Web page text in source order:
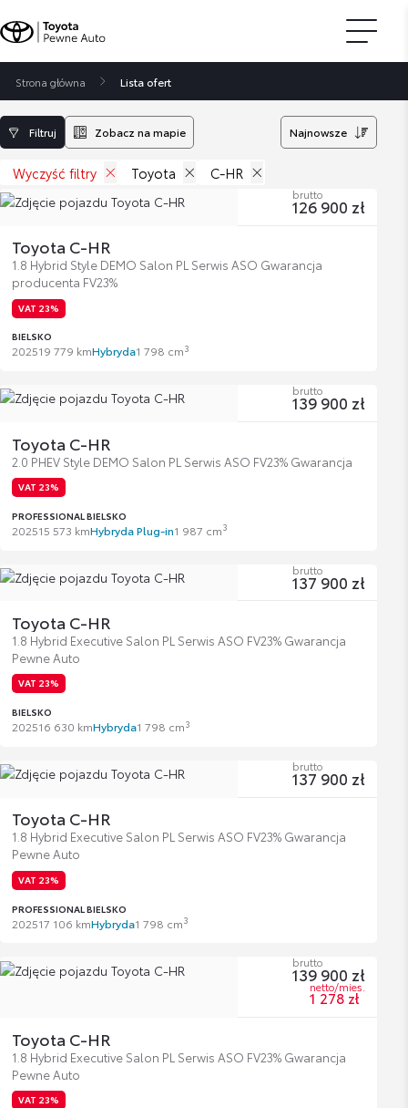
Strona główna Lista ofert
Filtruj Zobacz na mapie Najnowsze
Wyczyść filtry Toyota C-HR
Toyota C-HR
1.8 Hybrid Style DEMO Salon PL Serwis ASO Gwarancja
producenta FV23%
VAT 23%
BIELSKO
202519 779 kmHybryda1 798 cm3
brutto
126 900 zł
Toyota C-HR
2.0 PHEV Style DEMO Salon PL Serwis ASO FV23% Gwarancja
VAT 23%
PROFESSIONAL BIELSKO
202515 573 kmHybryda Plug-in1 987 cm3
brutto
139 900 zł
Toyota C-HR
1.8 Hybrid Executive Salon PL Serwis ASO FV23% Gwarancja
Pewne Auto
VAT 23%
BIELSKO
202516 630 kmHybryda1 798 cm3
brutto
137 900 zł
Toyota C-HR
1.8 Hybrid Executive Salon PL Serwis ASO FV23% Gwarancja
Pewne Auto
VAT 23%
PROFESSIONAL BIELSKO
202517 106 kmHybryda1 798 cm3
brutto
137 900 zł
Toyota C-HR
1.8 Hybrid Executive Salon PL Serwis ASO FV23% Gwarancja
Pewne Auto
VAT 23%
brutto
139 900 zł
netto/mies.
1 278 zł